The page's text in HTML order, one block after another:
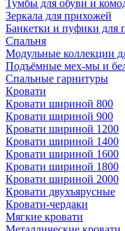
Тумбы для обуви и
Зеркала для прихожей
Банкетки и пуфики для
Спальня
Модульные коллекции
Подъёмные мех-мы и
Спальные гарнитуры
Кровати
Кровати шириной 800
Кровати шириной 900
Кровати шириной 1200
Кровати шириной 1400
Кровати шириной 1600
Кровати шириной 1800
Кровати шириной 2000
Кровати двухъярусные
Кровати-чердаки
Мягкие кровати